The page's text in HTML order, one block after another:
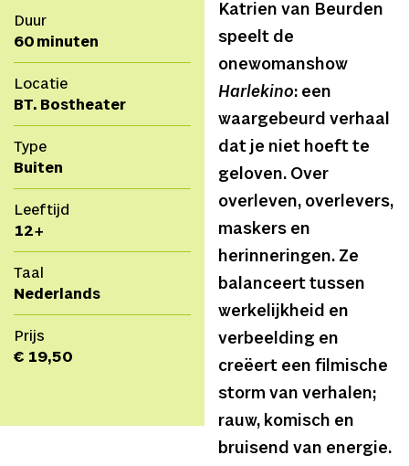
Duur
60 minuten
Locatie
BT. Bostheater
Type
Buiten
Leeftijd
12+
Taal
Nederlands
Prijs
€ 19,50
Katrien van Beurden
speelt de
onewomanshow
Harlekino: een
waargebeurd verhaal
dat je niet hoeft te
geloven. Over
overleven, overlevers,
maskers en
herinneringen. Ze
balanceert tussen
werkelijkheid en
verbeelding en
creëert een filmische
storm van verhalen;
rauw, komisch en
bruisend van energie.